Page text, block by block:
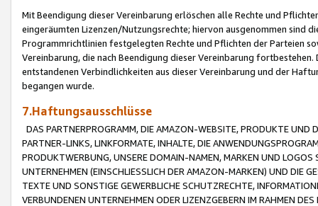
Mit Beendigung dieser Vereinbarung erlöschen alle Rechte und
eingeräumten Lizenzen/Nutzungsrechte; hiervon ausgenommen sind
Programmrichtlinien festgelegten Rechte und Pflichten der Parteien
Vereinbarung, die nach Beendigung dieser Vereinbarung
entstandenen Verbindlichkeiten aus dieser Vereinbarung und der
begangen wurde.
7.Haftungsausschlüsse
DAS PARTNERPROGRAMM, DIE AMAZON-WEBSITE, PRODUKTE UND
PARTNER-LINKS, LINKFORMATE, INHALTE, DIE
PRODUKTWERBUNG, UNSERE DOMAIN-NAMEN, MARKEN UND
UNTERNEHMEN (EINSCHLIESSLICH DER AMAZON-MARKEN) UND DIE
TEXTE UND SONSTIGE GEWERBLICHE SCHUTZRECHTE,
VERBUNDENEN UNTERNEHMEN ODER LIZENZGEBERN IM RAHMEN